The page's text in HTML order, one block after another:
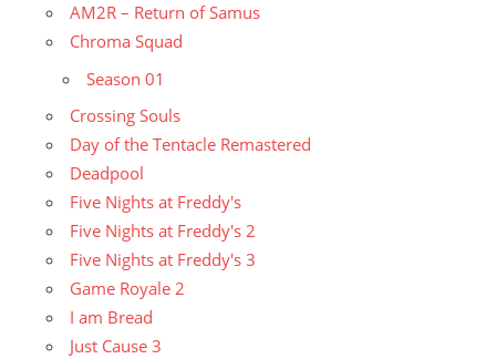
AM2R – Return of Samus
Chroma Squad
Season 01
Crossing Souls
Day of the Tentacle Remastered
Deadpool
Five Nights at Freddy's
Five Nights at Freddy's 2
Five Nights at Freddy's 3
Game Royale 2
I am Bread
Just Cause 3